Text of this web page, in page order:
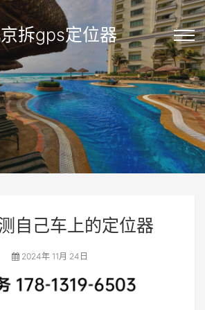
拆gps定位器
自己车上的定位器
2024年 11月 24日